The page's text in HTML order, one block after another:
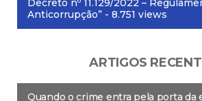
Decreto nº 11.129/2022 –
Anticorrupção” - 8.751 views
ARTIGOS
Quando o crime entra pela porta da